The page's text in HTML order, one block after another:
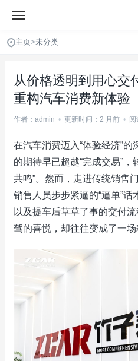
主页>未分类
从价格透明到用心交
重构汽车消费新体验
作者：admin • 更新时间：2 月前 • 阅
在汽车消费迈入“体验经济”
的期待早已超越“完成交易”
共鸣”。然而，走进传统销售
销售人员步步紧逼的“逼单”话
以及提车后草草了事的交付
驾的喜悦，却往往变成了一场